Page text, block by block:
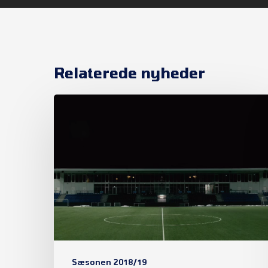
Relaterede nyheder
Sæsonen 2018/19
Floor
på
nye
Helsingør